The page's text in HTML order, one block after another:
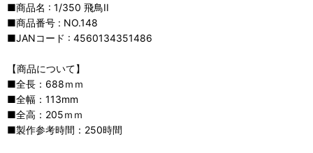
■商品名 : 1/350 飛鳥II
■商品番号 : NO.148
■JANコード : 4560134351486
【商品について】
■全長：688ｍｍ
■全幅：113mm
■全高：205ｍｍ
■製作参考時間：250時間